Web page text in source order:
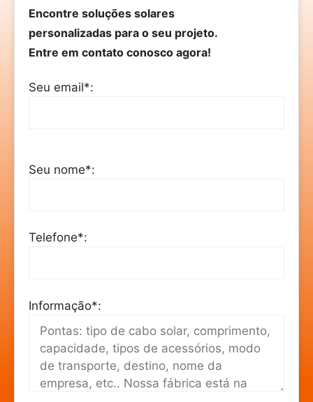
Encontre soluções solares
personalizadas para o seu projeto.
Entre em contato conosco agora!
Seu email*:
Seu nome*:
Telefone*:
Informação*: